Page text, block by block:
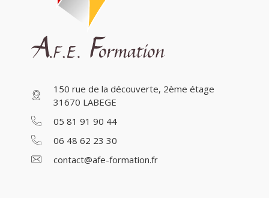
150 rue de la découverte, 2ème étage
31670 LABEGE
05 81 91 90 44
06 48 62 23 30
contact@afe-formation.fr